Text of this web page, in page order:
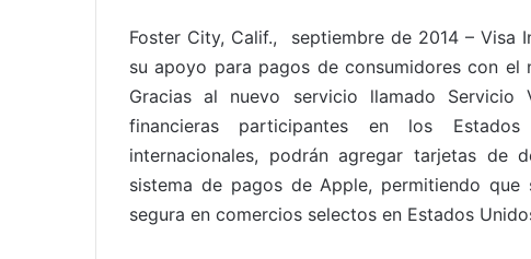
Foster City, Calif., septiembre de 2014 – Visa
su apoyo para pagos de consumidores con el
Gracias al nuevo servicio llamado Servicio
financieras participantes en los
internacionales, podrán agregar tarjetas
sistema de pagos de Apple, permitiendo
segura en comercios selectos en Estados